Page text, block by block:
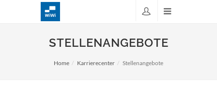
STELLENANGEBOTE
Home Karrierecenter Stellenangebote